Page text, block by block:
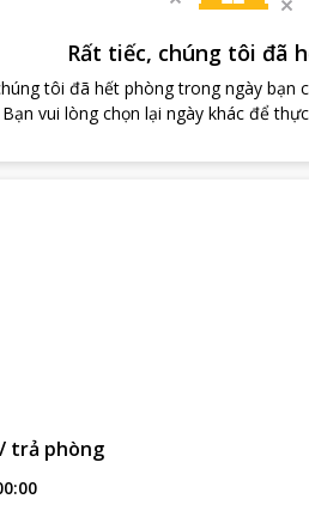
Rất tiếc, chúng tôi đã
tôi đã hết phòng trong ngày bạn
Bạn vui lòng chọn lại ngày khác để
trả phòng